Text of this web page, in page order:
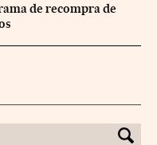
de recompra de